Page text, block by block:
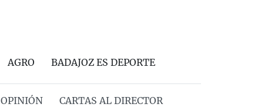
AGRO BADAJOZ ES DEPORTE
OPINIÓN CARTAS AL DIRECTOR